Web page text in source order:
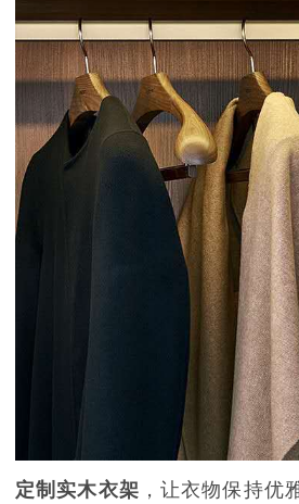
定制实木衣架 ，让衣物保持优